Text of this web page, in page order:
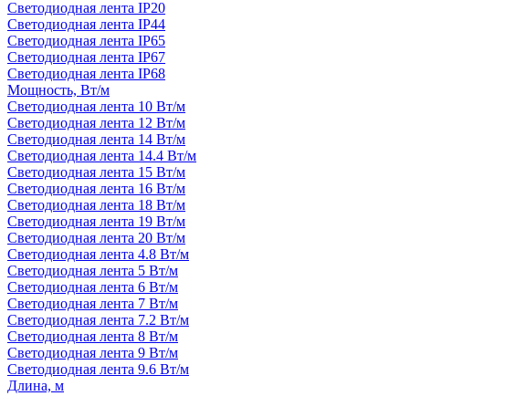
Светодиодная лента IP20
Светодиодная лента IP44
Светодиодная лента IP65
Светодиодная лента IP67
Светодиодная лента IP68
Мощность, Вт/м
Светодиодная лента 10 Вт/м
Светодиодная лента 12 Вт/м
Светодиодная лента 14 Вт/м
Светодиодная лента 14.4 Вт/м
Светодиодная лента 15 Вт/м
Светодиодная лента 16 Вт/м
Светодиодная лента 18 Вт/м
Светодиодная лента 19 Вт/м
Светодиодная лента 20 Вт/м
Светодиодная лента 4.8 Вт/м
Светодиодная лента 5 Вт/м
Светодиодная лента 6 Вт/м
Светодиодная лента 7 Вт/м
Светодиодная лента 7.2 Вт/м
Светодиодная лента 8 Вт/м
Светодиодная лента 9 Вт/м
Светодиодная лента 9.6 Вт/м
Длина, м